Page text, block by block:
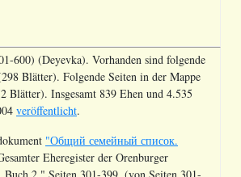
600) (Deyevka). Vorhanden sind folgende
Blätter). Folgende Seiten in der Mappe
Blätter). Insgesamt 839 Ehen und 4.535
veröffentlicht.
"Общий семейный список.
Eheregister der Orenburger